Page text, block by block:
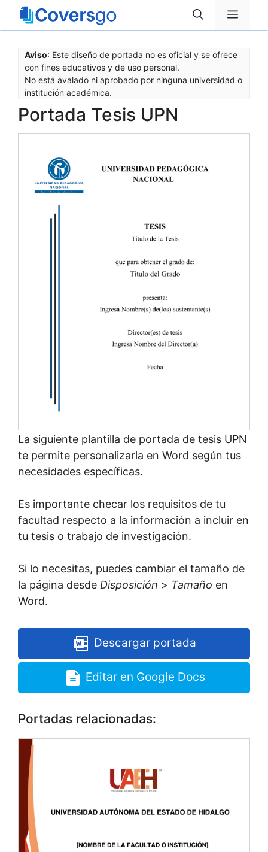
Saltar
Menú
Aviso: Este diseño de portada no es oficial y se ofrece
con fines educativos y de uso personal.
No está avalado ni aprobado por ninguna universidad o
institución académica.
Portada Tesis UPN
La siguiente plantilla de portada de tesis UPN
te permite personalizarla en Word según tus
necesidades específicas.
Es importante checar los requisitos de tu
facultad respecto a la información a incluir en
tu tesis o trabajo de investigación.
Si lo necesitas, puedes cambiar el tamaño de
la página desde Disposición > Tamaño en
Word.
Descargar portada
Editar en Google Docs
Portadas relacionadas: